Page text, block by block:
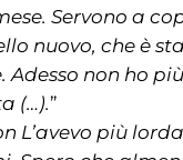
Servono a
nuovo, che è
non ho
(…).”
L’avevo più